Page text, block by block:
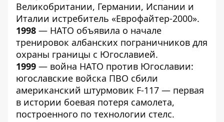
Великобритании, Германии, Испании и
Италии истребитель «Еврофайтер-2000».
1998 — НАТО объявила о начале
тренировок албанских пограничников для
охраны границы с Югославией.
1999 — война НАТО против Югославии:
югославские войска ПВО сбили
американский штурмовик F-117 — первая
в истории боевая потеря самолета,
построенного по технологии стелс.